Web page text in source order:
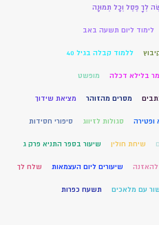
לְךָ פֶסֶל וְכָל תְּמוּנָה
לימוד ליום תשעה באב
ללמוד קבלה בגיל 40
בלילא דכלה מופשט
מסרים מהזוהר מציאת שידוך
ופטירה סגולות לזיווג סיפורי חסידות
שיחת חולין שיעור בספר התניא פרק ג
להאזנה שיעורים ליום העצמאות שלח לך
עם מלאכים תשעח כפרות